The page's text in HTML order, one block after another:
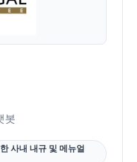
봇
사내 내규 및 메뉴얼